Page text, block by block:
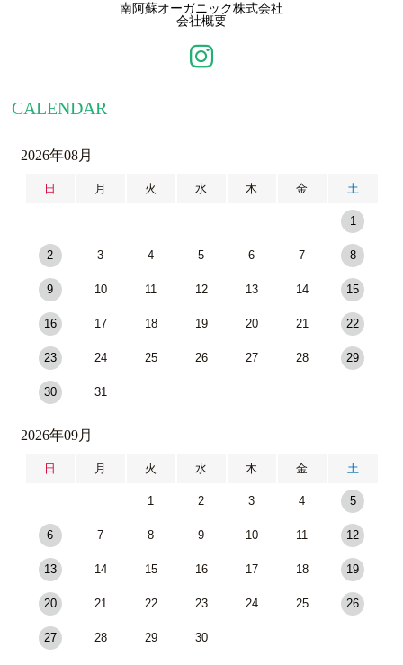
南阿蘇オーガニック株式会社
会社概要
CALENDAR
2026年08月
日 月 火 水 木 金 土
1
2 3 4 5 6 7 8
9 10 11 12 13 14 15
16 17 18 19 20 21 22
23 24 25 26 27 28 29
30 31
2026年09月
日 月 火 水 木 金 土
1 2 3 4 5
6 7 8 9 10 11 12
13 14 15 16 17 18 19
20 21 22 23 24 25 26
27 28 29 30